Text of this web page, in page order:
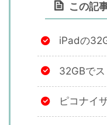
この記
iPadの
32GBで
ピコナイ